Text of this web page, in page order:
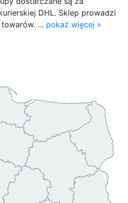
DHL. Sklep prowadzi
... pokaż więcej »